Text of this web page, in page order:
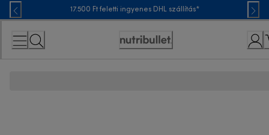
Skip
to
Content
17.500 Ft feletti ingyenes DHL szállítás*
Accessibility